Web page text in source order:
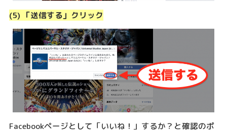
(5) 「送信する」クリック
Facebookページとして「いいね！」するか？と確認のポ